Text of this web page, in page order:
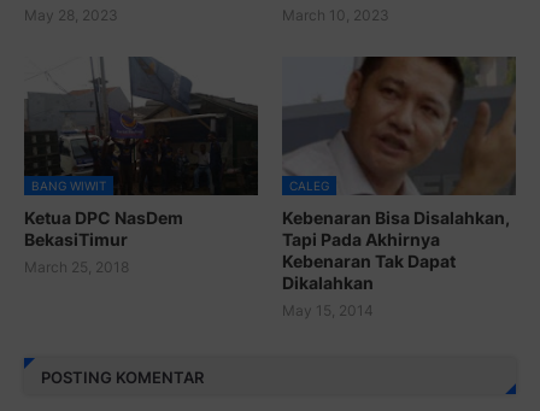
May 28, 2023 March 10, 2023
BANG WIWIT
Ketua DPC NasDem
BekasiTimur
March 25, 2018
CALEG
Kebenaran Bisa Disalahkan,
Tapi Pada Akhirnya
Kebenaran Tak Dapat
Dikalahkan
May 15, 2014
POSTING KOMENTAR